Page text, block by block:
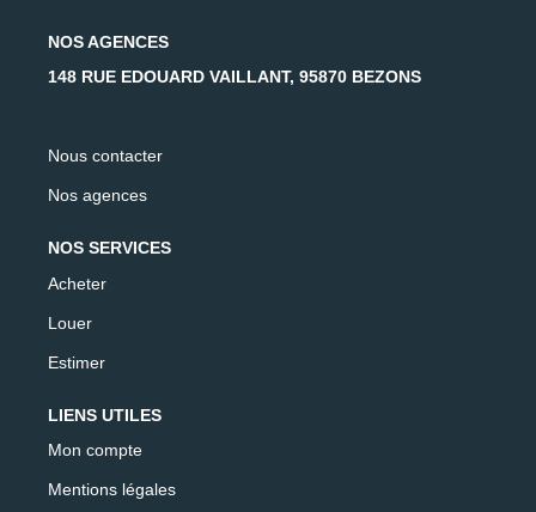
NOS AGENCES
148 RUE EDOUARD VAILLANT, 95870 BEZONS
Nous contacter
Nos agences
NOS SERVICES
Acheter
Louer
Estimer
LIENS UTILES
Mon compte
Mentions légales